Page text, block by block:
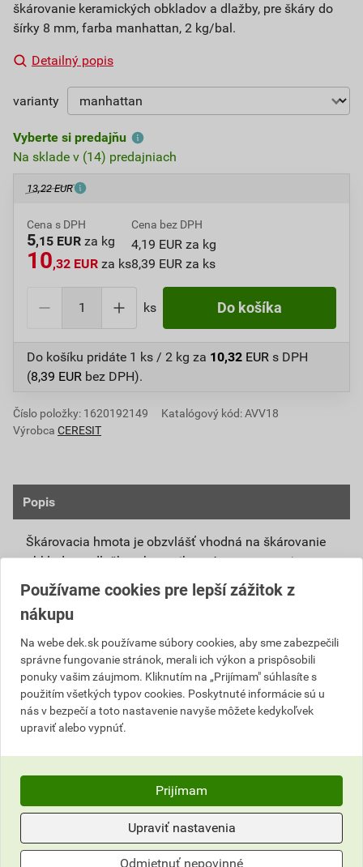
škárovanie keramických obkladov a dlažby, pre škáry do
šírky 8 mm, farba manhattan, 2 kg/bal.
Detailný popis
varianty
Vyberte si predajňu
Na sklade v (14) predajniach
13,22 EUR
Cena s DPH
5,15 EUR za kg
10,32 EUR za ks
Cena bez DPH
4,19 EUR za kg
8,39 EUR za ks
ks Do košíka
Do košíku pridáte 1 ks / 2 kg za 10,32 EUR s DPH
(8,39 EUR bez DPH).
Číslo položky: 1620192149
Katalógový kód: AVV18
Výrobca CERESIT
Popis
Škárovacia hmota je obzvlášť vhodná na škárovanie
obkladov a dlažby z keramiky, vrátane gresovej
(nenasiakavá), skla, mozaiky, prírodného kameňa a
mramoru (nenáchylného na prefarbenie) na stenách i
podlahách. Ceresit CE 40 s inovatívnou polymérovou
technológiou Silica Active zaručuje: optimálny čas
vytvrdzovania v prípade gresových aj keramických
dlažieb, vysokú odolnosť proti vzniku trhlín a
poškriabaniu a zároveň dokonalú stálosť a intenzitu
farieb bez výkvetov. Navyše zvýšená odolnosť proti
poškriabaniu a vzniku prasklín zazaručí dlhodobú
životnosť škáry a v spojení technológiou Color Perfekt
zabezpečuje trvalú farebnosť, dlhoročnú vysokú
kvalitu a dokonalý vzhľad škárovacej malty. Vďaka
minimálnej nasiakavosti (efekt Aquastatic) zostávajú
kvapky na povrchu škáry a nevsakujú do jej štruktúry,
čo zvyšuje odolnosť proti plesniam a poškodeniu.
Používame cookies pre lepší zážitok z
nákupu
Na webe dek.sk používame súbory cookies, aby sme zabezpečili
správne fungovanie stránok, merali ich výkon a prispôsobili
ponuky vašim záujmom. Kliknutím na „Prijímam" súhlasíte s
použitím všetkých typov cookies. Poskytnuté informácie sú u
nás v bezpečí a toto nastavenie navyše môžete kedykoľvek
upraviť alebo vypnúť.
Prijímam
Upraviť nastavenia
Odmietnuť nepovinné